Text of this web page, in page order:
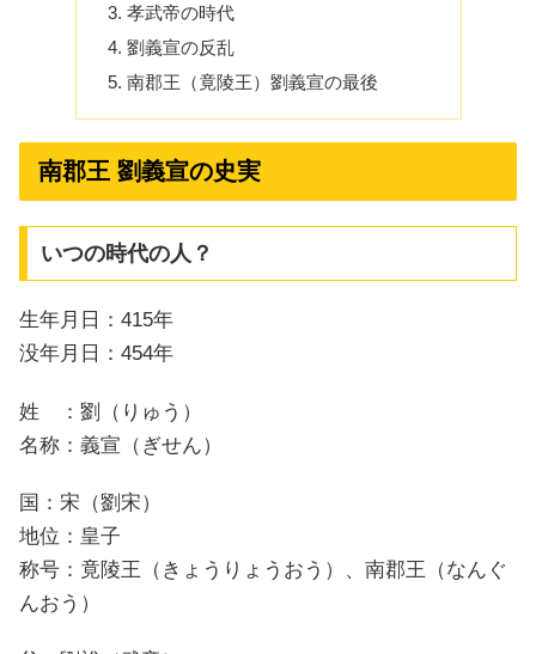
孝武帝の時代
劉義宣の反乱
南郡王（竟陵王）劉義宣の最後
南郡王 劉義宣の史実
いつの時代の人？
生年月日：415年
没年月日：454年
姓 ：劉（りゅう）
名称：義宣（ぎせん）
国：宋（劉宋）
地位：皇子
称号：竟陵王（きょうりょうおう）、南郡王（なんぐ
んおう）